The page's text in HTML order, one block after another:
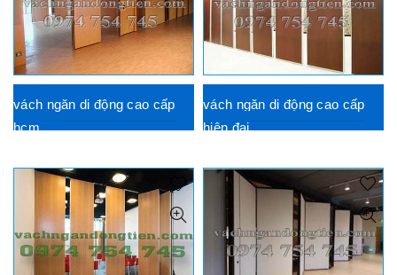
vách ngăn di động cao cấp
hcm
vách ngăn di động cao cấp
hiện đại